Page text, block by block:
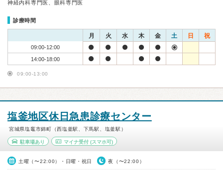
神経内科専門医、眼科専門医
診療時間
月 火 水 木 金 土 日 祝
09:00-12:00
14:00-18:00
09:00-13:00
塩釜地区休日急患診療センター
宮城県塩竈市錦町（西塩釜駅、下馬駅、塩釜駅）
駐車場あり マイナ受付(スマホ可)
土曜（〜22:00）・日曜・祝日 夜（〜22:00）